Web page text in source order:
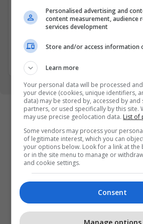
Kosovë
14 Maj 2026
Personalised advertising and
content measurement, audience
services development
Store and/or access information
Learn more
Your personal data will be processed
your device (cookies, unique identifiers,
data) may be stored by, accessed by and
partners, or used specifically by this site.
may use precise geolocation data. List of
Some vendors may process your
of legitimate interest, which you can
your options below. Look for a link at
or in the site menu to manage or
and cookie settings.
Consent